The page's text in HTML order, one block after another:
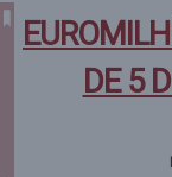
DE 5